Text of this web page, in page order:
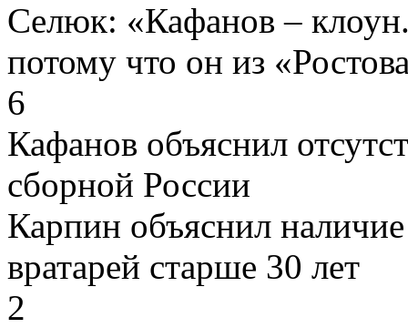
Селюк: «Кафанов –
потому что он из
6
Кафанов объяснил
сборной России
Карпин объяснил
вратарей старше 30 лет
2